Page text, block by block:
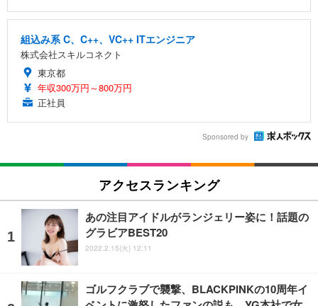
組込み系 C、C++、VC++ ITエンジニア
株式会社スキルコネクト
東京都
年収300万円～800万円
正社員
Sponsored by
アクセスランキング
あの注目アイドルがランジェリー姿に！話題の
グラビアBEST20
2022.2.15(火) 12:11
ゴルフクラブで襲撃、BLACKPINKの10周年イ